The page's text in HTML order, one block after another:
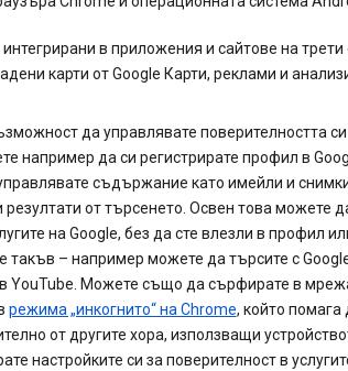
в приложения и сайтове на трети
карти от Google Карти, реклами и
да управлявате поверителността
например да си регистрирате профил в
съдържание като имейли и
от търсенето. Освен това можете
на Google, без да сте влезли в профил
такъв – например можете да търсите с
YouTube. Можете също да сърфирате в
режима „инкогнито“ на Chrome, който помага
от другите хора, използващи
настройките си за поверителност в